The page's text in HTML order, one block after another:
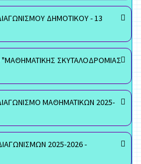
ΔΗΜΟΤΙΚΟΥ - 13
"ΜΑΘΗΜΑΤΙΚΗΣ ΣΚΥΤΑΛΟΔΡΟΜΙΑΣ
ΜΑΘΗΜΑΤΙΚΩΝ 2025-
2025-2026 -